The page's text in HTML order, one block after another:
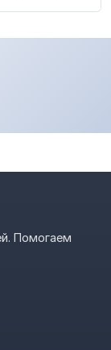
Помогаем